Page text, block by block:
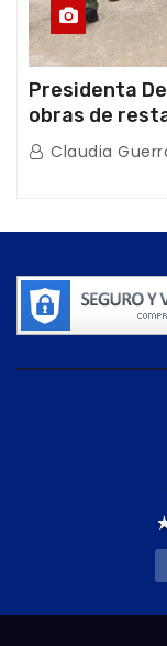
Presidenta
obras de
afectaciones
Claudia